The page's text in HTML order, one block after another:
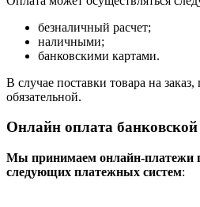
безналичный расчет;
наличными;
банковскими картами.
В случае поставки товара на заказ,
обязательной.
Онлайн оплата
Мы принимаем онлайн-платежи
cледующих платежных систем: